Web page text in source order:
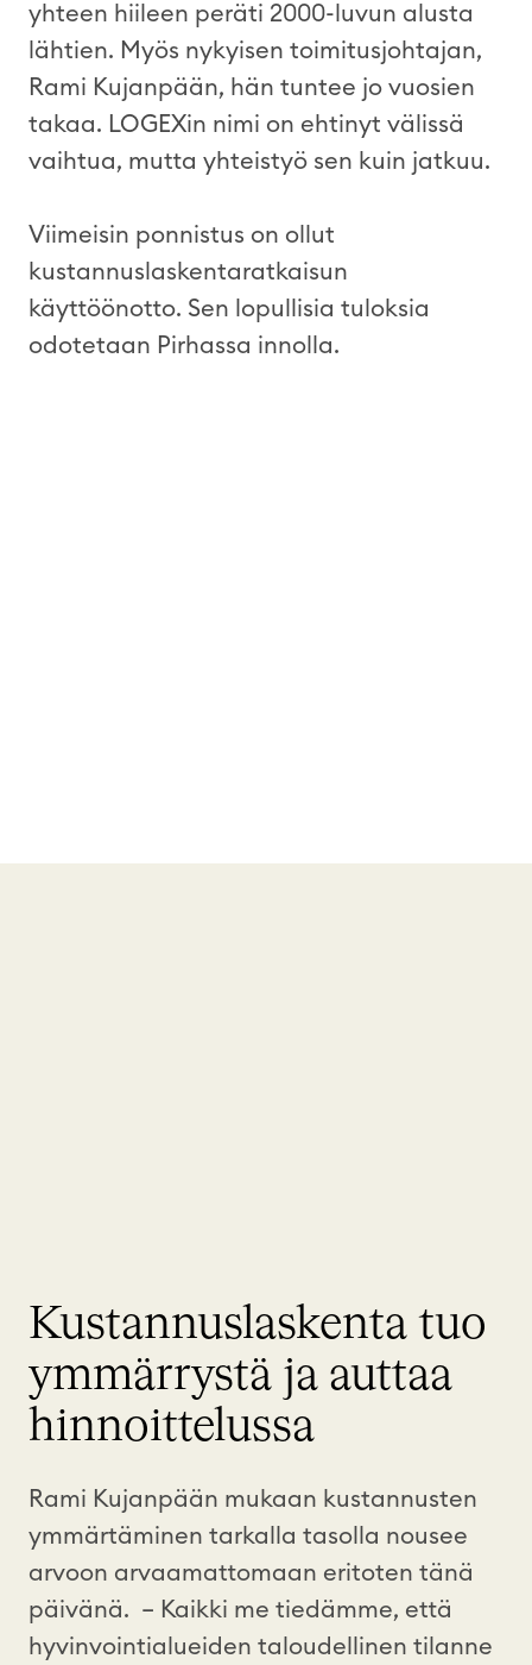
yhteen hiileen peräti 2000-luvun alusta
lähtien. Myös nykyisen toimitusjohtajan,
Rami Kujanpään, hän tuntee jo vuosien
takaa. LOGEXin nimi on ehtinyt välissä
vaihtua, mutta yhteistyö sen kuin jatkuu.
Viimeisin ponnistus on ollut
kustannuslaskentaratkaisun
käyttöönotto. Sen lopullisia tuloksia
odotetaan Pirhassa innolla.
Kustannuslaskenta tuo
ymmärrystä ja auttaa
hinnoittelussa
Rami Kujanpään mukaan kustannusten
ymmärtäminen tarkalla tasolla nousee
arvoon arvaamattomaan eritoten tänä
päivänä. – Kaikki me tiedämme, että
hyvinvointialueiden taloudellinen tilanne